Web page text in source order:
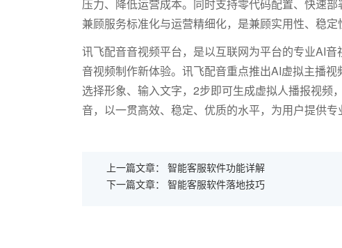
压力、降低运营成本。同时支持零代码配置、快速
兼顾服务标准化与运营精细化，是兼顾实用性、稳定
讯飞配音音视频平台，是以互联网为平台的专业AI
音视频制作新体验。讯飞配音重点推出AI虚拟主播
选择形象、输入文字，2步即可生成虚拟人播报视频
音，以一贯高效、稳定、优质的水平，为用户提供专
上一篇文章： 智能客服软件功能详解
下一篇文章： 智能客服软件落地技巧